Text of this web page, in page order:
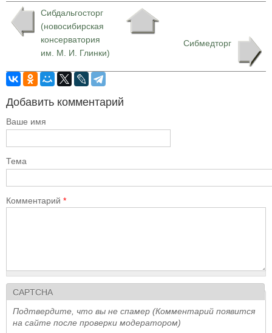
Сибдальгосторг
(новосибирская
консерватория
им. М. И. Глинки)
Сибмедторг
Добавить комментарий
Ваше имя
Тема
Комментарий *
CAPTCHA
Подтвердите, что вы не спамер (Комментарий появится
на сайте после проверки модератором)